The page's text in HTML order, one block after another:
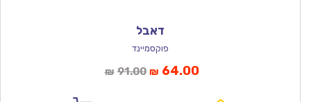
דאבל
פוקסמיינד
₪ 91.00המחיר
₪ 64.00המחיר